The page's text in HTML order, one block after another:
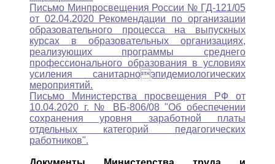
Письмо Минпросвещения России № ГД-121/05
от 02.04.2020 Рекомендации по организации
образовательного процесса на выпускных
курсах в образовательных организациях,
реализующих программы среднего
профессионального образования в условиях
усиления санитарноэпидемиологических
мероприятий.
Письмо Министерства просвещения РФ от
10.04.2020 г. № ВБ-806/08 "Об обеспечении
сохранения уровня заработной платы
отдельных категорий педагогических
работников".